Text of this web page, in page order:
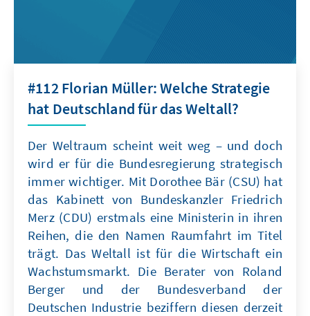
#112 Florian Müller: Welche Strategie
hat Deutschland für das Weltall?
Der Weltraum scheint weit weg – und doch
wird er für die Bundesregierung strategisch
immer wichtiger. Mit Dorothee Bär (CSU) hat
das Kabinett von Bundeskanzler Friedrich
Merz (CDU) erstmals eine Ministerin in ihren
Reihen, die den Namen Raumfahrt im Titel
trägt. Das Weltall ist für die Wirtschaft ein
Wachstumsmarkt. Die Berater von Roland
Berger und der Bundesverband der
Deutschen Industrie beziffern diesen derzeit